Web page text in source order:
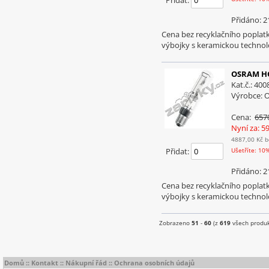
Přidáno:
Cena bez recyklačního
výbojky s keramickou
Přidat:
OSRAM
Kat.č.:
Výrobce:
Cena:
Nyní za:
4887,00 Kč
Ušetříte:
Přidáno:
Cena bez recyklačního
výbojky s keramickou
Zobrazeno 51 - 60 (z 619 všech
Domů :: Kontakt :: Nákupní řád :: Ochrana osobních údajů